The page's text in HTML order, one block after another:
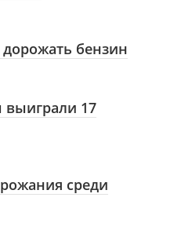
бензин
выиграли 17
среди